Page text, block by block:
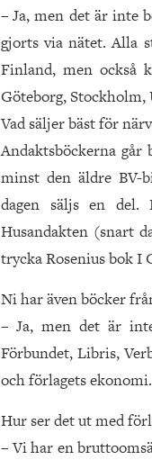
– Ja, men det är inte
gjorts via nätet. Alla
Finland, men också
Göteborg, Stockholm,
Vad säljer bäst för
Andaktsböckerna
minst den äldre BV-
dagen säljs en del.
Husandakten (snart
trycka Rosenius bok I
Ni har även böcker
– Ja, men det är
Förbundet, Libris,
och förlagets ekonomi.
Hur ser det ut med
– Vi har en